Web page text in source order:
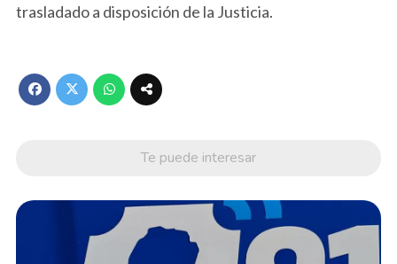
trasladado a disposición de la Justicia.
Te puede interesar